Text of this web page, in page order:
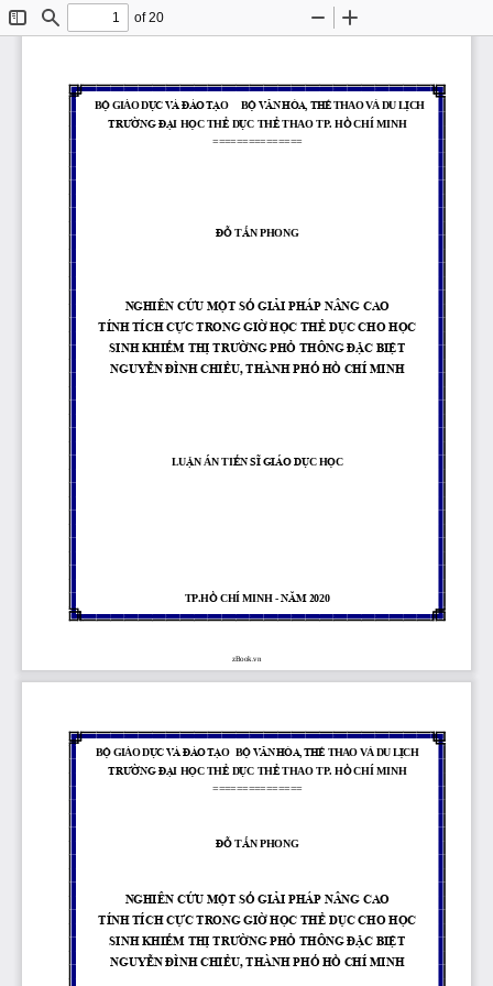
ToggleFind
of 20
Zoom
BỘGIÁO DỤC VÀ ĐÀO TẠO BỘVĂN HÓA, THỂTHAO VÀ DU LỊCH
TRƢỜNG ĐẠI HỌC THỂ DỤC THỂ THAO TP. HỒCHÍ MINH
===============
ĐỖ TẤN PHONG
NGHIÊN CỨU MỘT SỐ GIẢI PHÁP NÂNG CAO
TÍNH TÍCH CỰC TRONG GIỜ HỌC THỂ DỤC CHO HỌC
SINH KHIẾM THỊ TRƢỜNG PHỔ THÔNG ĐẶC BIỆT
NGUYỄN ĐÌNH CHIỂU, THÀNH PHỐ HỒ CHÍ MINH
LUẬN ÁN TIẾN SĨ GIÁO DỤC HỌC
TP.HỒ CHÍ MINH - NĂM 2020
zBook.vn
BỘGIÁO DỤC VÀ ĐÀO TẠO   BỘVĂN HÓA, THỂTHAO VÀ DU LỊCH
TRƢỜNG ĐẠI HỌC THỂ DỤC THỂ THAO TP. HỒCHÍ MINH
===============
ĐỖ TẤN PHONG
NGHIÊN CỨU MỘT SỐ GIẢI PHÁP NÂNG CAO
TÍNH TÍCH CỰC TRONG GIỜ HỌC THỂ DỤC CHO HỌC
SINH KHIẾM THỊ TRƢỜNG PHỔ THÔNG ĐẶC BIỆT
NGUYỄN ĐÌNH CHIỂU, THÀNH PHỐ HỒ CHÍ MINH